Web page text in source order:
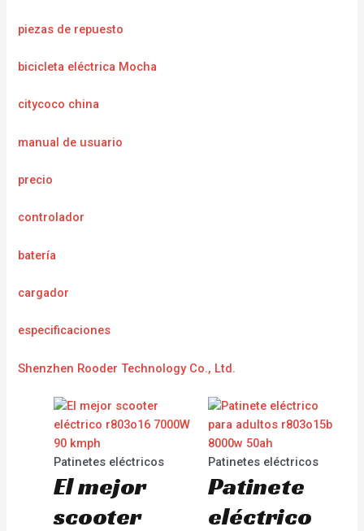
piezas de repuesto
bicicleta eléctrica Mocha
citycoco china
manual de usuario
precio
controlador
batería
cargador
especificaciones
Shenzhen Rooder Technology Co., Ltd.
Patinetes eléctricos
El mejor
scooter
Patinetes eléctricos
Patinete
eléctrico